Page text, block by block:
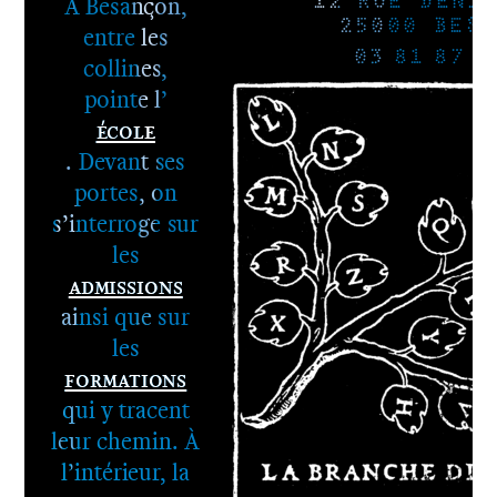
entre les
collines,
pointe l’
École
. Devant ses
portes, on
s’interroge sur
les
Admissions
ainsi que sur
les
Formations
qui y tracent
leur chemin. À
l’intérieur, la
25000
03 81 87